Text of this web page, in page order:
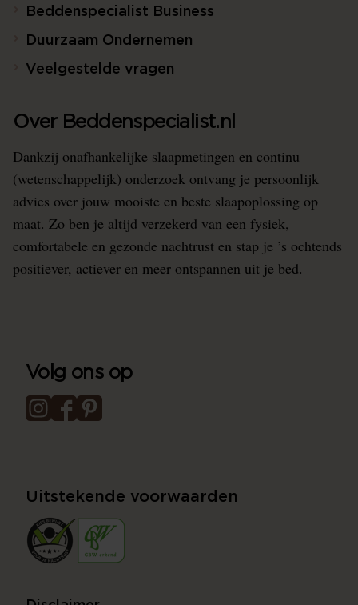
Beddenspecialist Business
Duurzaam Ondernemen
Veelgestelde vragen
Over Beddenspecialist.nl
Dankzij onafhankelijke slaapmetingen en continu
(wetenschappelijk) onderzoek ontvang je persoonlijk
advies over jouw mooiste en beste slaapoplossing op
maat. Zo ben je altijd verzekerd van een fysiek,
comfortabele en gezonde nachtrust en stap je ’s ochtends
positiever, actiever en meer ontspannen uit je bed.
Volg ons op
Uitstekende voorwaarden